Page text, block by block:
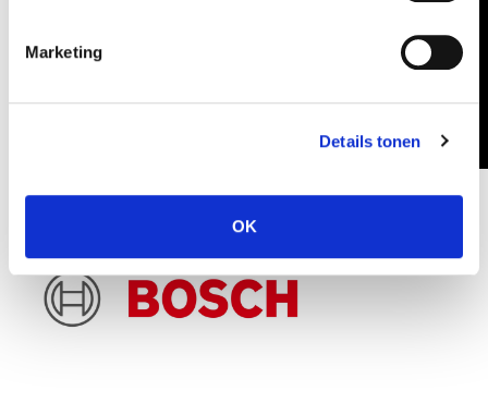
Marketing
Details tonen
OK